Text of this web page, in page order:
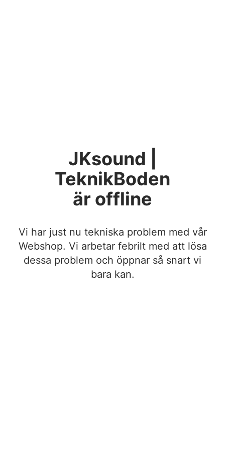
JKsound |
TeknikBoden
är offline
Vi har just nu tekniska problem med vår
Webshop. Vi arbetar febrilt med att lösa
dessa problem och öppnar så snart vi
bara kan.